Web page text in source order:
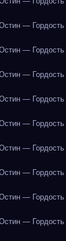
— Гордость
— Гордость
— Гордость
— Гордость
— Гордость
— Гордость
— Гордость
— Гордость
— Гордость